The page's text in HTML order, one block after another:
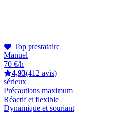
Top prestataire
Manuel
70 €/h
4,93(412 avis)
sérieux
Précautions maximum
Réactif et flexible
Dynamique et souriant